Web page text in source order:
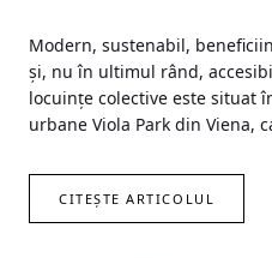
Modern, sustenabil,
şi, nu în ultimul rând,
locuinţe colective este situat
urbane Viola Park din Viena,
CITEȘTE ARTICOLUL